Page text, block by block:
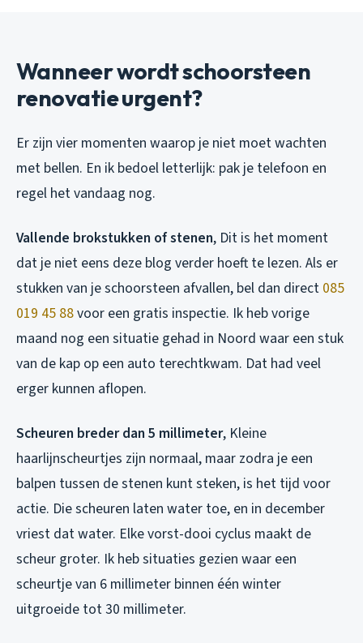
Wanneer wordt schoorsteen
renovatie urgent?
Er zijn vier momenten waarop je niet moet wachten
met bellen. En ik bedoel letterlijk: pak je telefoon en
regel het vandaag nog.
Vallende brokstukken of stenen, Dit is het moment
dat je niet eens deze blog verder hoeft te lezen. Als er
stukken van je schoorsteen afvallen, bel dan direct 085
019 45 88voor een gratis inspectie. Ik heb vorige
maand nog een situatie gehad in Noord waar een stuk
van de kap op een auto terechtkwam. Dat had veel
erger kunnen aflopen.
Scheuren breder dan 5 millimeter, Kleine
haarlijnscheurtjes zijn normaal, maar zodra je een
balpen tussen de stenen kunt steken, is het tijd voor
actie. Die scheuren laten water toe, en in december
vriest dat water. Elke vorst-dooi cyclus maakt de
scheur groter. Ik heb situaties gezien waar een
scheurtje van 6 millimeter binnen één winter
uitgroeide tot 30 millimeter.